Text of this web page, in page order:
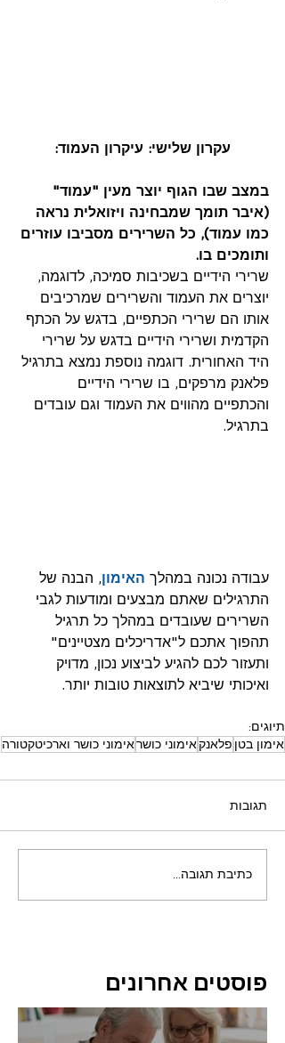
עקרון שלישי: עיקרון העמוד:
במצב שבו הגוף יוצר מעין "עמוד"
(איבר תומך שמבחינה ויזואלית נראה
כמו עמוד), כל השרירים מסביבו עוזרים
ותומכים בו.
שרירי הידיים בשכיבות סמיכה, לדוגמה,
יוצרים את העמוד והשרירים שמרכיבים
אותו הם שרירי הכתפיים, בדגש על הכתף
הקדמית ושרירי הידיים בדגש על שרירי
היד האחורית. דוגמה נוספת נמצא בתרגיל
פלאנק מרפקים, בו שרירי הידיים
והכתפיים מהווים את העמוד וגם עובדים
בתרגיל.
עבודה נכונה במהלך האימון, הבנה של
התרגילים שאתם מבצעים ומודעות לגבי
השרירים שעובדים במהלך כל תרגיל
תהפוך אתכם ל"אדריכלים מצטיינים"
ותעזור לכם להגיע לביצוע נכון, מדויק
ואיכותי שיביא לתוצאות טובות יותר.
תיוגים:
אימון בטן פלאנקאימוני כושראימוני כושר וארכיטקטורה
תגובות
כתיבת תגובה...
פוסטים אחרונים